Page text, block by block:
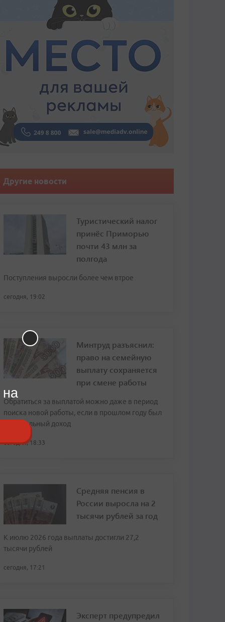
Другие новости
Туристический налог
принёс Приморью
почти 43 млн за
полгода
Поступления выросли более чем втрое
сегодня, 19:02
Минтруд разъяснил:
право на семейную
выплату сохраняется
при смене работы
Обратиться за выплатой можно даже в период
поиска новой работы, если в прошлом году был
официальный доход
сегодня, 18:33
Средняя пенсия в
России выросла на 2
тысячи рублей за год
К июлю 2026 года выплаты достигли 27,2
тысячи рублей
сегодня, 17:21
Эксперт предупредил